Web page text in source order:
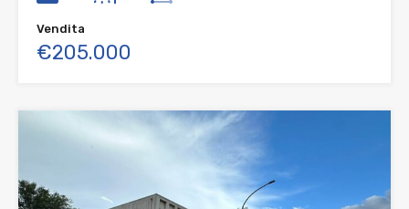
Vendita
€205.000